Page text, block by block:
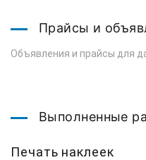
Прайсы и
Объявления и прайсы для
Выполненные
Печать наклеек